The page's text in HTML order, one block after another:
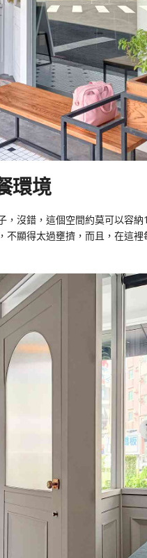
環境
，沒錯，這個空間約莫可以容
顯得太過壅擠，而且，在這